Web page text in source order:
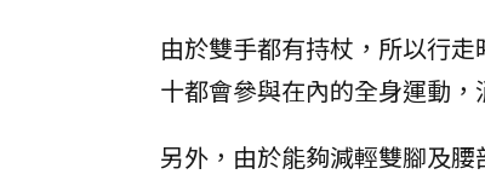
由於雙手都有持杖，所以行
十都會參與在內的全身運動，
另外，由於能夠減輕雙腳及